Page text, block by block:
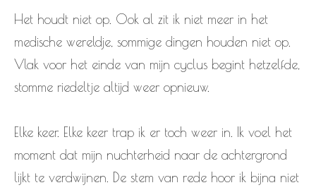
Het houdt niet op. Ook al zit ik niet meer in het
medische wereldje, sommige dingen houden niet op.
Vlak voor het einde van mijn cyclus begint hetzelfde,
stomme riedeltje altijd weer opnieuw.
Elke keer. Elke keer trap ik er toch weer in. Ik voel het
moment dat mijn nuchterheid naar de achtergrond
lijkt te verdwijnen. De stem van rede hoor ik bijna niet